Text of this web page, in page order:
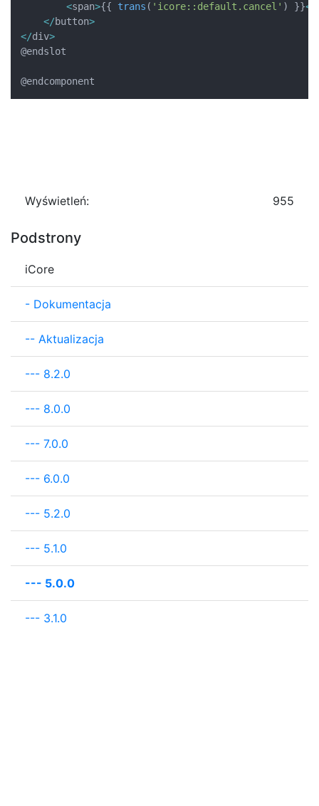
<span>{{ trans ( 'icore::default.cancel' ) }}<
</button>
</div>
@endslot
@endcomponent
Wyświetleń: 955
Podstrony
iCore
- Dokumentacja
-- Aktualizacja
--- 8.2.0
--- 8.0.0
--- 7.0.0
--- 6.0.0
--- 5.2.0
--- 5.1.0
--- 5.0.0
--- 3.1.0